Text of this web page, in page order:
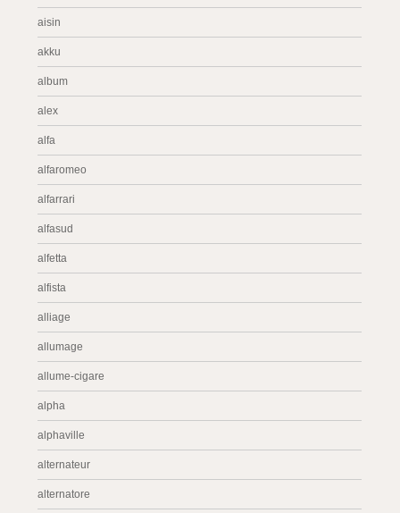
aisin
akku
album
alex
alfa
alfaromeo
alfarrari
alfasud
alfetta
alfista
alliage
allumage
allume-cigare
alpha
alphaville
alternateur
alternatore